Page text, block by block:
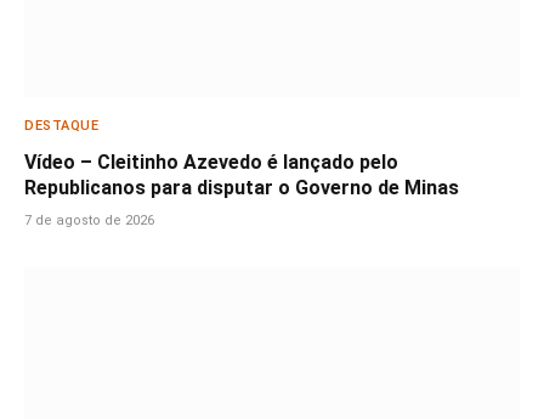
DESTAQUE
Vídeo – Cleitinho Azevedo é lançado pelo
Republicanos para disputar o Governo de Minas
7 de agosto de 2026